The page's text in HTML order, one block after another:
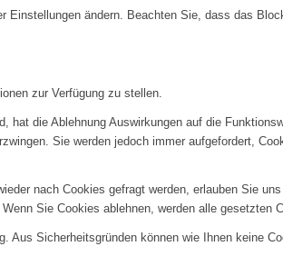
ändern. Beachten Sie, dass das
zur Verfügung zu stellen.
die Ablehnung Auswirkungen auf die
Sie werden jedoch immer aufgefordert,
nach Cookies gefragt werden, erlauben Sie
Sie Cookies ablehnen, werden alle gesetzten
Sicherheitsgründen können wie Ihnen keine